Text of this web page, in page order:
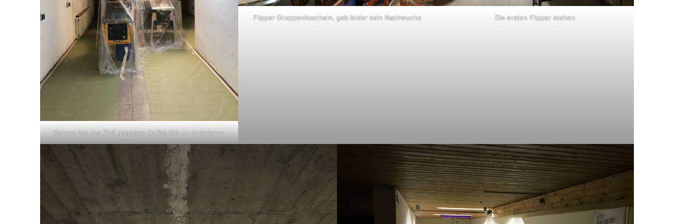
Corona hat uns Zeit gegeben im Betrieb zu renovieren
Flipper Gruppenkuscheln. gab leider kein Nachwuchs Die ersten Flipper stehen